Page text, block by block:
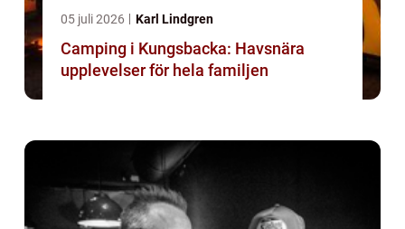
05 juli 2026 Karl Lindgren
Camping i Kungsbacka: Havsnära
upplevelser för hela familjen